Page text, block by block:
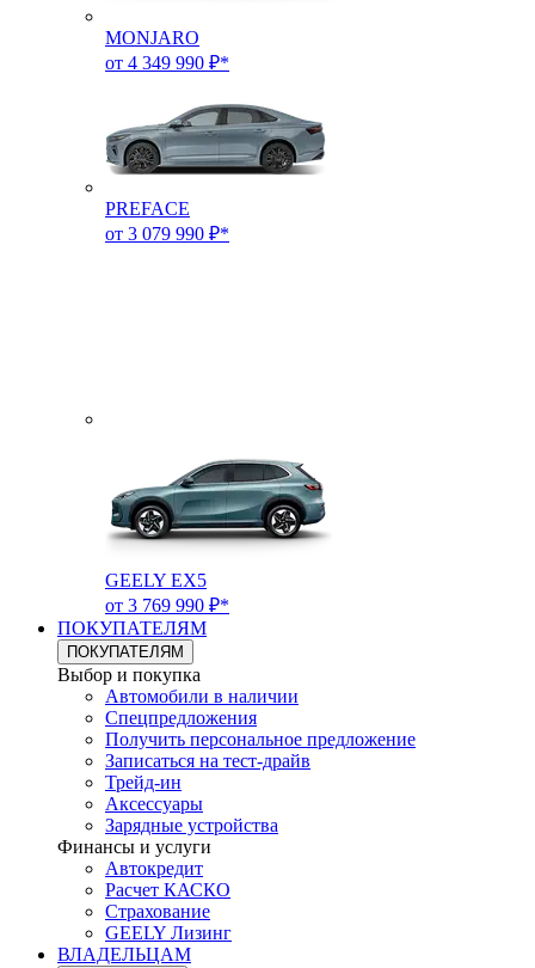
MONJARO
от 4 349 990 ₽*
PREFACE
от 3 079 990 ₽*
GEELY EX5
от 3 769 990 ₽*
ПОКУПАТЕЛЯМ
ПОКУПАТЕЛЯМ
Выбор и покупка
Автомобили в наличии
Спецпредложения
Получить персональное предложение
Записаться на тест-драйв
Трейд-ин
Аксессуары
Зарядные устройства
Финансы и услуги
Автокредит
Расчет КАСКО
Страхование
GEELY Лизинг
ВЛАДЕЛЬЦАМ